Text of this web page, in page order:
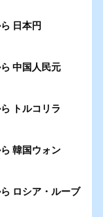
日本円
中国人民元
トルコリラ
韓国ウォン
ロシア・ルーブ